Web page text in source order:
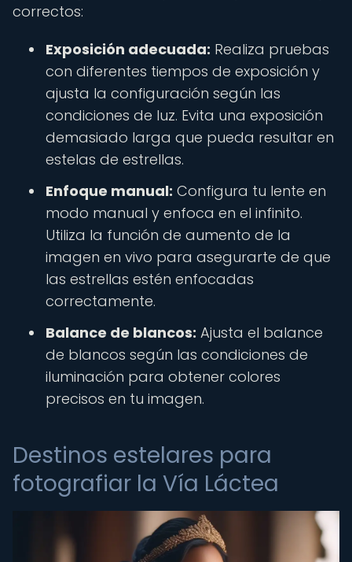
correctos:
Exposición adecuada: Realiza pruebas
con diferentes tiempos de exposición y
ajusta la configuración según las
condiciones de luz. Evita una exposición
demasiado larga que pueda resultar en
estelas de estrellas.
Enfoque manual: Configura tu lente en
modo manual y enfoca en el infinito.
Utiliza la función de aumento de la
imagen en vivo para asegurarte de que
las estrellas estén enfocadas
correctamente.
Balance de blancos: Ajusta el balance
de blancos según las condiciones de
iluminación para obtener colores
precisos en tu imagen.
Destinos estelares para
fotografiar la Vía Láctea